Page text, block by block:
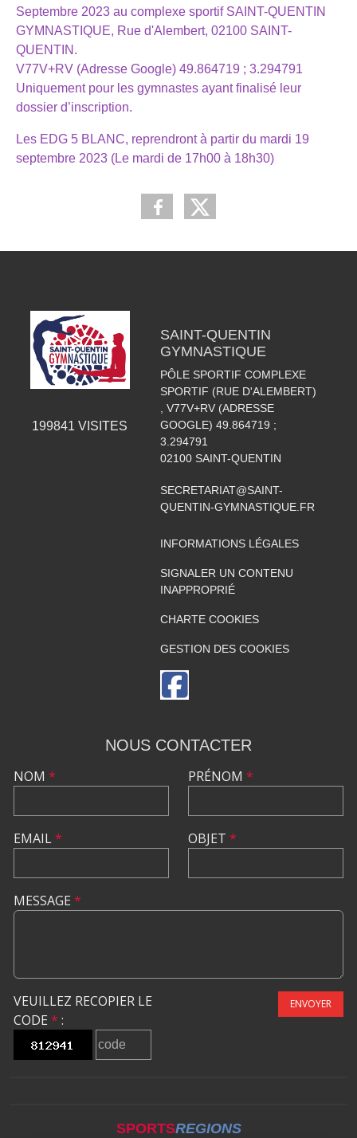
Septembre 2023 au complexe sportif SAINT-QUENTIN
GYMNASTIQUE, Rue d'Alembert, 02100 SAINT-
QUENTIN.
V77V+RV (Adresse Google) 49.864719 ; 3.294791
Uniquement pour les gymnastes ayant finalisé leur
dossier d’inscription.
Les EDG 5 BLANC, reprendront à partir du mardi 19
septembre 2023 (Le mardi de 17h00 à 18h30)
199841 VISITES
SAINT-QUENTIN
GYMNASTIQUE
PÔLE SPORTIF COMPLEXE
SPORTIF (RUE D'ALEMBERT)
, V77V+RV (ADRESSE
GOOGLE) 49.864719 ;
3.294791
02100 SAINT-QUENTIN
SECRETARIAT@SAINT-
QUENTIN-GYMNASTIQUE.FR
INFORMATIONS LÉGALES
SIGNALER UN CONTENU
INAPPROPRIÉ
CHARTE COOKIES
GESTION DES COOKIES
NOUS CONTACTER
NOM *
EMAIL*
PRÉNOM *
OBJET *
MESSAGE *
VEUILLEZ RECOPIER LE
CODE * :
ENVOYER
SPORTSREGIONS